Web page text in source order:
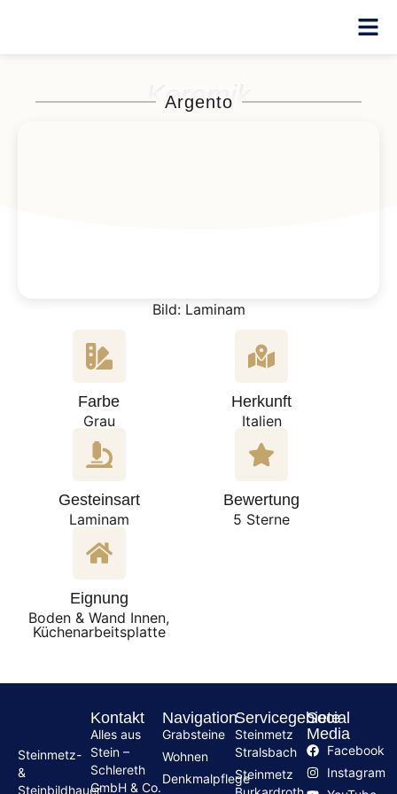
Keramik
Argento
Bild: Laminam
Farbe
Grau
Herkunft
Italien
Gesteinsart
Laminam
Bewertung
5 Sterne
Eignung
Boden & Wand Innen,
Küchenarbeitsplatte
Steinmetz-
&
Steinbildhauer
Kontakt
Alles aus
Stein –
Schlereth
GmbH & Co.
Navigation
Grabsteine
Wohnen
Denkmalpflege
Servicegebiete
Steinmetz
Stralsbach
Steinmetz
Social
Media
Facebook
Instagram